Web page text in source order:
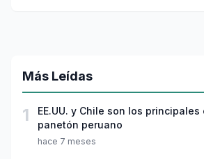
Más Leídas
1
EE.UU. y Chile son los
panetón peruano
hace 7 meses